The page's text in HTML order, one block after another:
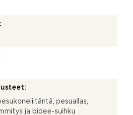
pesuallas,
ja bidee-suihku